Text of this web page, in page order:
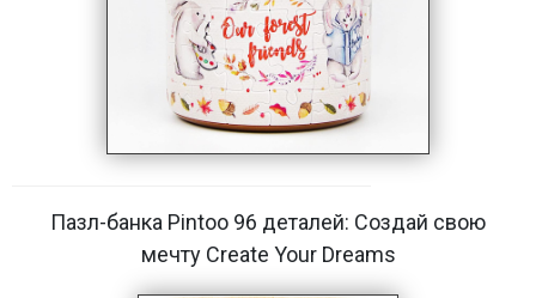
Пазл-банка Pintoo 96 деталей: Создай свою
мечту Create Your Dreams